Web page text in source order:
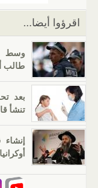
k
اقرؤوا أيضا...
وسط
طالب
بعد
تنشأ
أوكرانيا‏